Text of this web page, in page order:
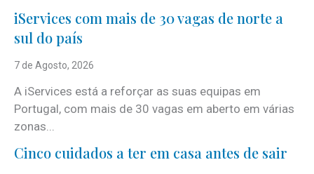
iServices com mais de 30 vagas de norte a
sul do país
7 de Agosto, 2026
A iServices está a reforçar as suas equipas em
Portugal, com mais de 30 vagas em aberto em várias
zonas...
Cinco cuidados a ter em casa antes de sair